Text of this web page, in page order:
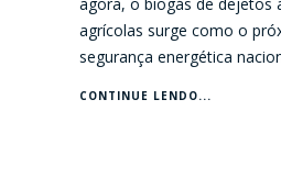
agrícolas surge como o
segurança energética
CONTINUE LENDO...